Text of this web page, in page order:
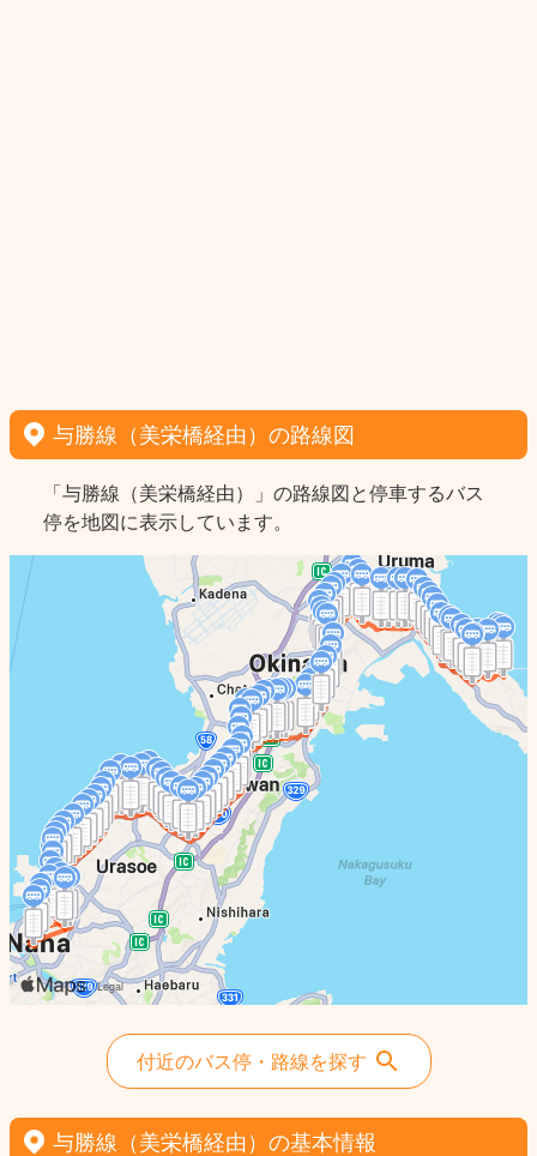
与勝線（美栄橋経由）の路線図
「与勝線（美栄橋経由）」の路線図と停車するバス
停を地図に表示しています。
付近のバス停・路線を探す
与勝線（美栄橋経由）の基本情報